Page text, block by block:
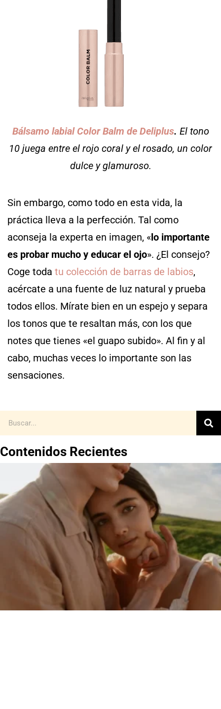
Bálsamo labial Color Balm de Deliplus. El tono
10 juega entre el rojo coral y el rosado, un color
dulce y glamuroso.
Sin embargo, como todo en esta vida, la
práctica lleva a la perfección. Tal como
aconseja la experta en imagen, «lo importante
es probar mucho y educar el ojo». ¿El consejo?
Coge toda tu colección de barras de labios,
acércate a una fuente de luz natural y prueba
todos ellos. Mírate bien en un espejo y separa
los tonos que te resaltan más, con los que
notes que tienes «el guapo subido». Al fin y al
cabo, muchas veces lo importante son las
sensaciones.
Contenidos Recientes